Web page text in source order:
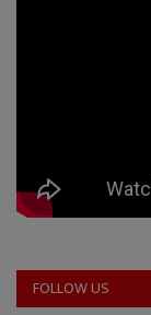
FOLLOW US